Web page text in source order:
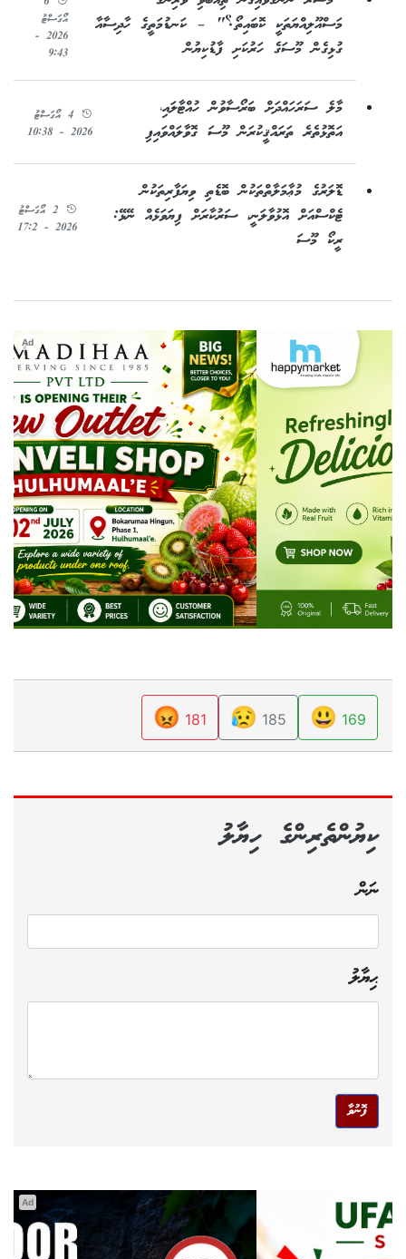
މަސްއޫލިއްޔަތަކީ ކޮބައިތޯ؟" – ކަނޑުމަތީގެ ހާދިސާއާ
ގުޅިގެން މޫސަގެ ހަރުކަށި ފާޑުކިޔުން
އޯގަސްޓު
2026 -
9:43
މާލެ ސަރަހައްދަށް ބަރޯސާވުން ހުއްޓާލައި،
އަތޮޅުތެރެ ތަރައްޤީކުރަން މޫސަ ގޮވާލައްވައިފި
4 އޯގަސްޓު
2026 - 10:38
ޑޮލަރުގެ މުޢާމަލާތްތަކުން ބޮޑެތި ވިޔަފާރިތަކުން
ޓެކްސްއަށް އޮޅުވާލަނީ، ސަރުކާރަށް ފިޔަވަޅެއް ނޭޅޭ:
ރީކޯ މޫސަ
2 އޯގަސްޓު
2026 - 17:2
Ad
169
😃
185
😥
181
😡
ކިޔުންތެރިންގެ ހިޔާލު
ނަން
ޙިޔާލު
ފޮނުވާ
Ad